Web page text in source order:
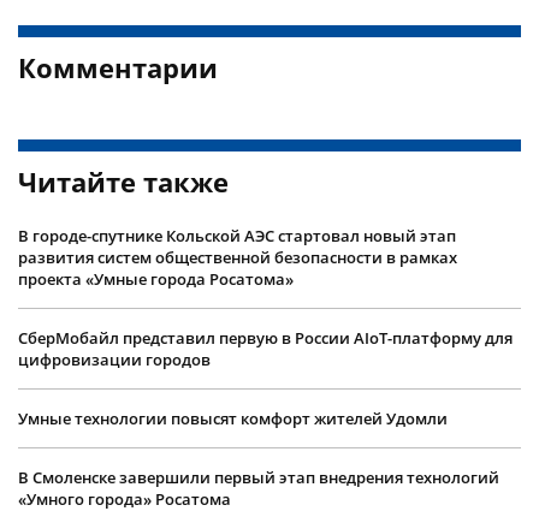
Комментарии
Читайте также
В городе-спутнике Кольской АЭС стартовал новый этап
развития систем общественной безопасности в рамках
проекта «Умные города Росатома»
СберМобайл представил первую в России AIoT-платформу для
цифровизации городов
Умные технологии повысят комфорт жителей Удомли
В Смоленске завершили первый этап внедрения технологий
«Умного города» Росатома